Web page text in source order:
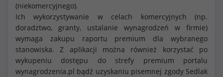
(niekomercyjnego).
Ich wykorzystywanie w celach komercyjnych (np.
doradztwo, granty, ustalanie wynagrodzeń w firmie)
wymaga zakupu raportu premium dla wybranego
stanowiska. Z aplikacji można również korzystać po
wykupeniu dostępu do strefy premium portalu
wynagrodzenia.pl bądź uzyskaniu pisemnej zgody Sedlak